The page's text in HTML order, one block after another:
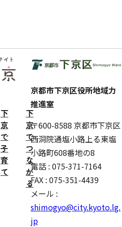
下
京
で
子
育
て
下
京
で
つ
な
が
る
京都市下京区役所地域力
推進室
〒600-8588 京都市下京区
西洞院通塩小路上る東塩
小路町608番地の8
電話 : 075-371-7164
FAX : 075-351-4439
メール :
shimogyo@city.kyoto.lg.
jp